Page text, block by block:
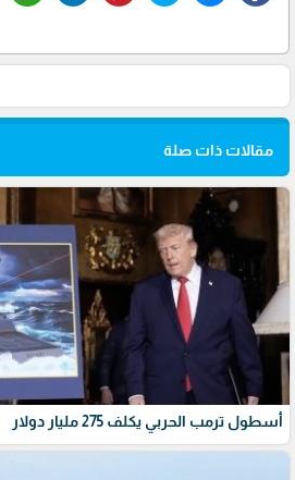
مقالات ذات صلة
أسطول ترمب الحربي يكلف 275 مليار دولار